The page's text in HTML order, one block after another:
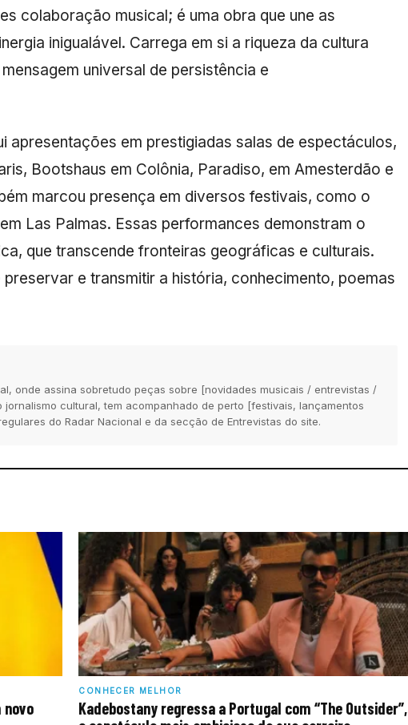
colaboração musical; é uma obra que une as
inigualável. Carrega em si a riqueza da cultura
universal de persistência e
apresentações em prestigiadas salas de espectáculos,
Bootshaus em Colônia, Paradiso, em Amesterdão e
marcou presença em diversos festivais, como o
Las Palmas. Essas performances demonstram o
que transcende fronteiras geográficas e culturais.
e transmitir a história, conhecimento, poemas
onde assina sobretudo peças sobre [novidades musicais / entrevistas /
jornalismo cultural, tem acompanhado de perto [festivais, lançamentos
do Radar Nacional e da secção de Entrevistas do site.
novo
CONHECER MELHOR
Kadebostany regressa a Portugal com “The Outsider”,